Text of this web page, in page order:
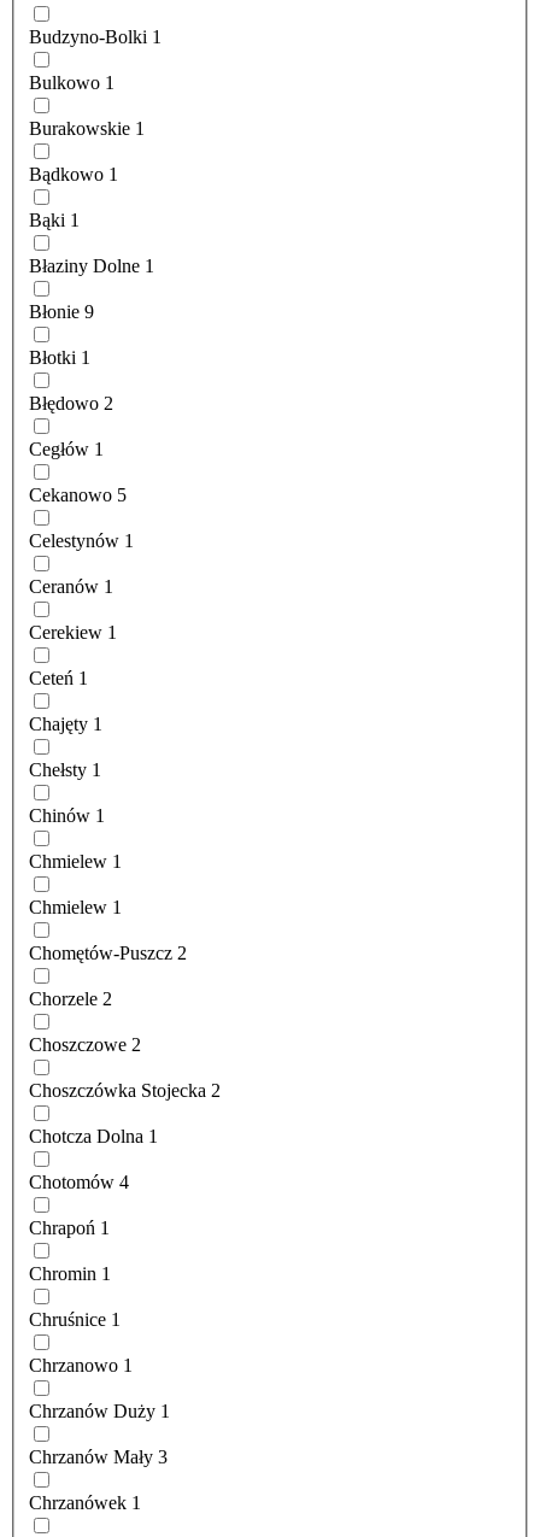
Budzyno-Bolki 1
Bulkowo 1
Burakowskie 1
Bądkowo 1
Bąki 1
Błaziny Dolne 1
Błonie 9
Błotki 1
Błędowo 2
Cegłów 1
Cekanowo 5
Celestynów 1
Ceranów 1
Cerekiew 1
Ceteń 1
Chajęty 1
Chełsty 1
Chinów 1
Chmielew 1
Chmielew 1
Chomętów-Puszcz 2
Chorzele 2
Choszczowe 2
Choszczówka Stojecka 2
Chotcza Dolna 1
Chotomów 4
Chrapoń 1
Chromin 1
Chruśnice 1
Chrzanowo 1
Chrzanów Duży 1
Chrzanów Mały 3
Chrzanówek 1